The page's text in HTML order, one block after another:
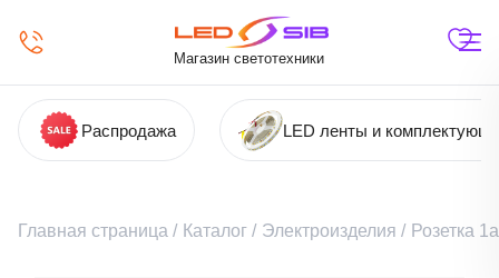
Магазин светотехники
Распродажа LED ленты и
Главная страница / Каталог / Электроизделия / Розетка